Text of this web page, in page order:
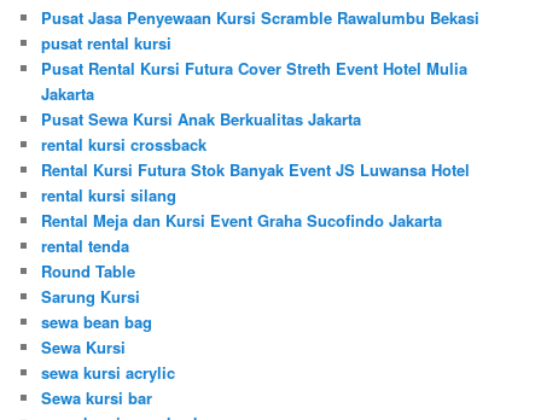
Pusat Jasa Penyewaan Kursi Scramble Rawalumbu Bekasi
pusat rental kursi
Pusat Rental Kursi Futura Cover Streth Event Hotel Mulia
Jakarta
Pusat Sewa Kursi Anak Berkualitas Jakarta
rental kursi crossback
Rental Kursi Futura Stok Banyak Event JS Luwansa Hotel
rental kursi silang
Rental Meja dan Kursi Event Graha Sucofindo Jakarta
rental tenda
Round Table
Sarung Kursi
sewa bean bag
Sewa Kursi
sewa kursi acrylic
Sewa kursi bar